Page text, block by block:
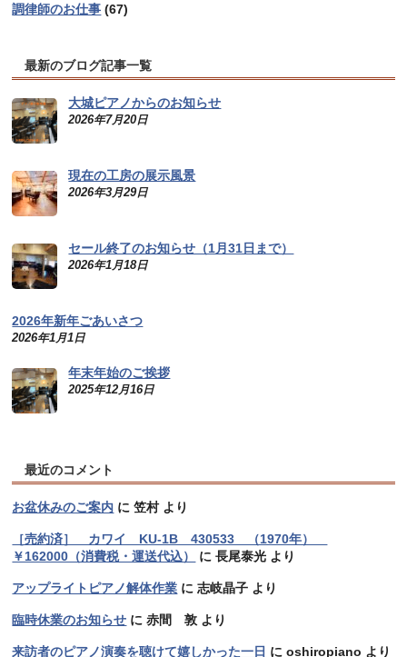
調律師のお仕事 (67)
最新のブログ記事一覧
大城ピアノからのお知らせ
2026年7月20日
現在の工房の展示風景
2026年3月29日
セール終了のお知らせ（1月31日まで）
2026年1月18日
2026年新年ごあいさつ
2026年1月1日
年末年始のご挨拶
2025年12月16日
最近のコメント
お盆休みのご案内 に笠村より
［売約済］ カワイ KU-1B 430533 （1970年）
￥162000（消費税・運送代込）
に長尾泰光 より
アップライトピアノ解体作業 に志岐晶子 より
臨時休業のお知らせ に赤間 敦 より
来訪者のピアノ演奏を聴けて嬉しかった一日 にoshiropiano より